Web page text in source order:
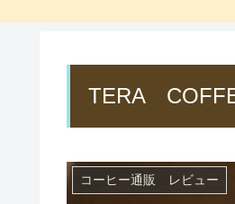
TERA
コーヒー通販 レビュー